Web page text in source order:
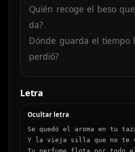
Quién recoge el beso que
da?
Dónde guarda el tiempo
perdió?
caducó?
Letra
Ocultar letra
Se quedó el aroma en tu
Y la vieja silla que no te